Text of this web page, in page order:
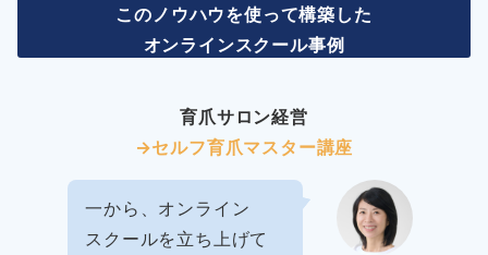
このノウハウを使って構築した
オンラインスクール事例
育爪サロン経営
→セルフ育爪マスター講座
一から、オンライン
スクールを立ち上げて